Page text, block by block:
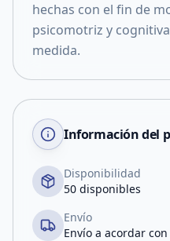
hechas con el fin de
psicomotriz y
medida.
Información del
Disponibilidad
50 disponibles
Envío
Envío a acordar